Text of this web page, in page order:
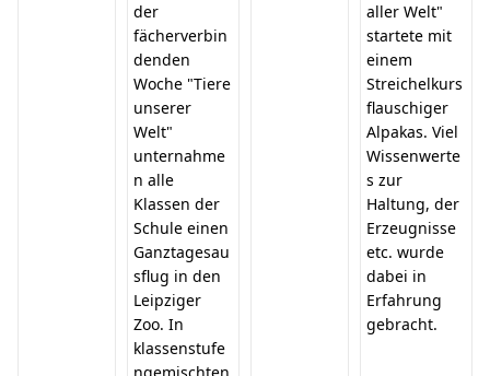
der
fächerverbin
denden
Woche "Tiere
unserer
Welt"
unternahme
n alle
Klassen der
Schule einen
Ganztagesau
sflug in den
Leipziger
Zoo. In
klassenstufe
aller Welt"
startete mit
einem
Streichelkurs
flauschiger
Alpakas. Viel
Wissenwerte
s zur
Haltung, der
Erzeugnisse
etc. wurde
dabei in
Erfahrung
gebracht.